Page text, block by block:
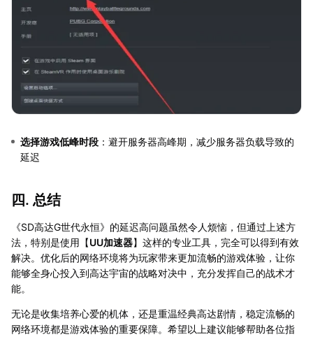
选择游戏低峰时段 ：避开服务器高峰期，减少服务器负载导致的
延迟
四. 总结
《SD高达G世代永恒》的延迟高问题虽然令人烦恼，但通过上述方
法，特别是使用【UU加速器】这样的专业工具，完全可以得到有效
解决。优化后的网络环境将为玩家带来更加流畅的游戏体验，让你
能够全身心投入到高达宇宙的战略对决中，充分发挥自己的战术才
能。
无论是收集培养心爱的机体，还是重温经典高达剧情，稳定流畅的
网络环境都是游戏体验的重要保障。希望以上建议能够帮助各位指